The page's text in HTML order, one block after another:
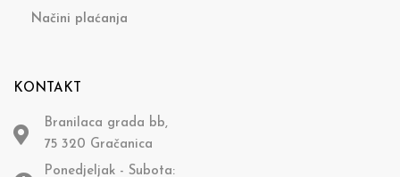
Načini plaćanja
KONTAKT
Branilaca grada bb,
75 320 Gračanica
Ponedjeljak - Subota: